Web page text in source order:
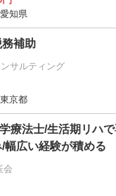
知県
補助
サルティング
京都
療法士/生活期リハ
幅広い経験が積める
会